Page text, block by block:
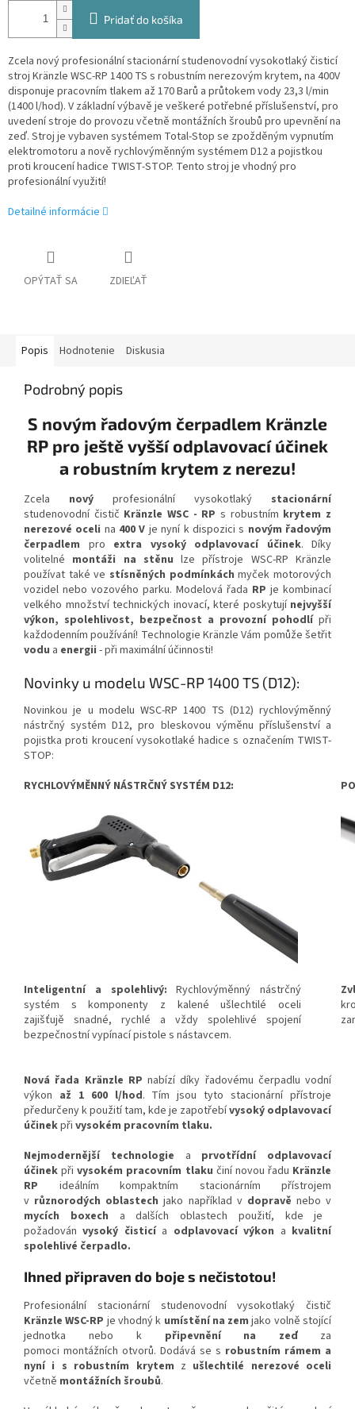
Pridať do košíka
Zcela nový profesionální stacionární studenovodní vysokotlaký čisticí
stroj Kränzle WSC-RP 1400 TS s robustním nerezovým krytem, na 400V
disponuje pracovním tlakem až 170 Barů a průtokem vody 23,3 l/min
(1400 l/hod). V základní výbavě je veškeré potřebné příslušenství, pro
uvedení stroje do provozu včetně montážních šroubů pro upevnění na
zeď. Stroj je vybaven systémem Total-Stop se zpožděným vypnutím
elektromotoru a nově rychlovýměnným systémem D12 a pojistkou
proti kroucení hadice TWIST-STOP. Tento stroj je vhodný pro
profesionální využití!
Detailné informácie
OPÝTAŤ SA ZDIEĽAŤ
Popis Hodnotenie Diskusia
Podrobný popis
S novým řadovým čerpadlem Kränzle
RP pro ještě vyšší odplavovací účinek
a robustním krytem z nerezu!
Zcela nový profesionální vysokotlaký stacionární
studenovodní čistič Kränzle WSC - RPs robustním krytem z
nerezové oceli na 400 V je nyní k dispozici s novým řadovým
čerpadlem pro extra vysoký odplavovací účinek. Díky
volitelné montáži na stěnu lze přístroje WSC-RP Kränzle
používat také ve stísněných podmínkáchmyček motorových
vozidel nebo vozového parku. Modelová řada RP je kombinací
velkého množství technických inovací, které poskytují nejvyšší
výkon, spolehlivost, bezpečnost a provozní pohodlípři
každodenním používání! Technologie Kränzle Vám pomůže šetřit
vodu a energii - při maximální účinnosti!
Novinky u modelu WSC-RP 1400 TS (D12):
Novinkou je u modelu WSC-RP 1400 TS (D12) rychlovýměnný
nástrčný systém D12, pro bleskovou výměnu příslušenství a
pojistka proti kroucení vysokotlaké hadice s označením TWIST-
STOP:
RYCHLOVÝMĚNNÝ NÁSTRČNÝ SYSTÉM D12:
Inteligentní a spolehlivý: Rychlovýměnný nástrčný
systém s komponenty z kalené ušlechtilé oceli
zajišťujě snadné, rychlé a vždy spolehlivé spojení
bezpečnostní vypínací pistole s nástavcem.
Nová řada Kränzle RP nabízí díky řadovému čerpadlu vodní
výkon až 1 600 l/hod. Tím jsou tyto stacionární přístroje
předurčeny k použití tam, kde je zapotřebívysoký odplavovací
účinekpři vysokém pracovním tlaku.
Nejmodernější technologie a prvotřídní odplavovací
účinek přivysokém pracovním tlaku činí novou řadu Kränzle
RP ideálním kompaktním stacionárním přístrojem
v různorodých oblastech jako například v dopravě nebo v
mycích boxech a dalších oblastech použití, kde je
požadovánvysoký čisticía odplavovací výkon a kvalitní
spolehlivé čerpadlo.
Ihned připraven do boje s nečistotou!
Profesionální stacionární studenovodní vysokotlaký čistič
Kränzle WSC-RP je vhodný k umístění na zem jako volně stojící
jednotka nebo k připevnění na zeďza
pomoci montážních otvorů. Dodává se s robustním rámem a
nyní i s robustním krytem z ušlechtilé nerezové oceli
včetně montážních šroubů.